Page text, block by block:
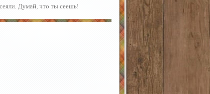
Думай, что ты сеешь!